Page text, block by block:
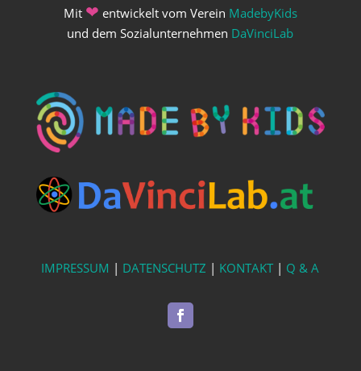
Mit ❤ entwickelt vom Verein MadebyKids
und dem Sozialunternehmen DaVinciLab
IMPRESSUM | DATENSCHUTZ | KONTAKT | Q & A